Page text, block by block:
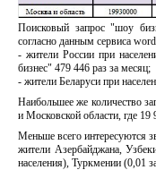
Поисковый запрос "шоу
согласно данным сервиса
- жители России при
бизнес" 479 446 раз за месяц;
- жители Беларуси при
Наибольшее же количество
и Московской области, где 19
Меньше всего интересуются
жители Азербайджана,
населения), Туркмении (0,01